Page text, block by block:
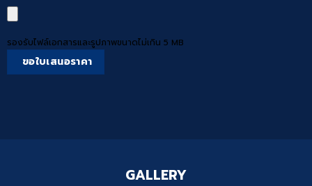
รองรับไฟล์เอกสารและรูปภาพขนาดไม่เกิน 5 MB
ขอใบเสนอราคา
GALLERY